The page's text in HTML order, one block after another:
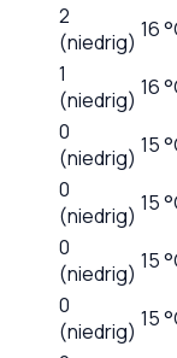
2
(niedrig) 16
1
(niedrig) 16
0
(niedrig) 15
0
(niedrig) 15
0
(niedrig) 15
0
(niedrig) 15